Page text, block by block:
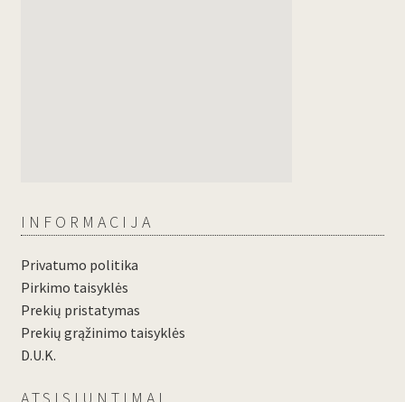
INFORMACIJA
Privatumo politika
Pirkimo taisyklės
Prekių pristatymas
Prekių grąžinimo taisyklės
D.U.K.